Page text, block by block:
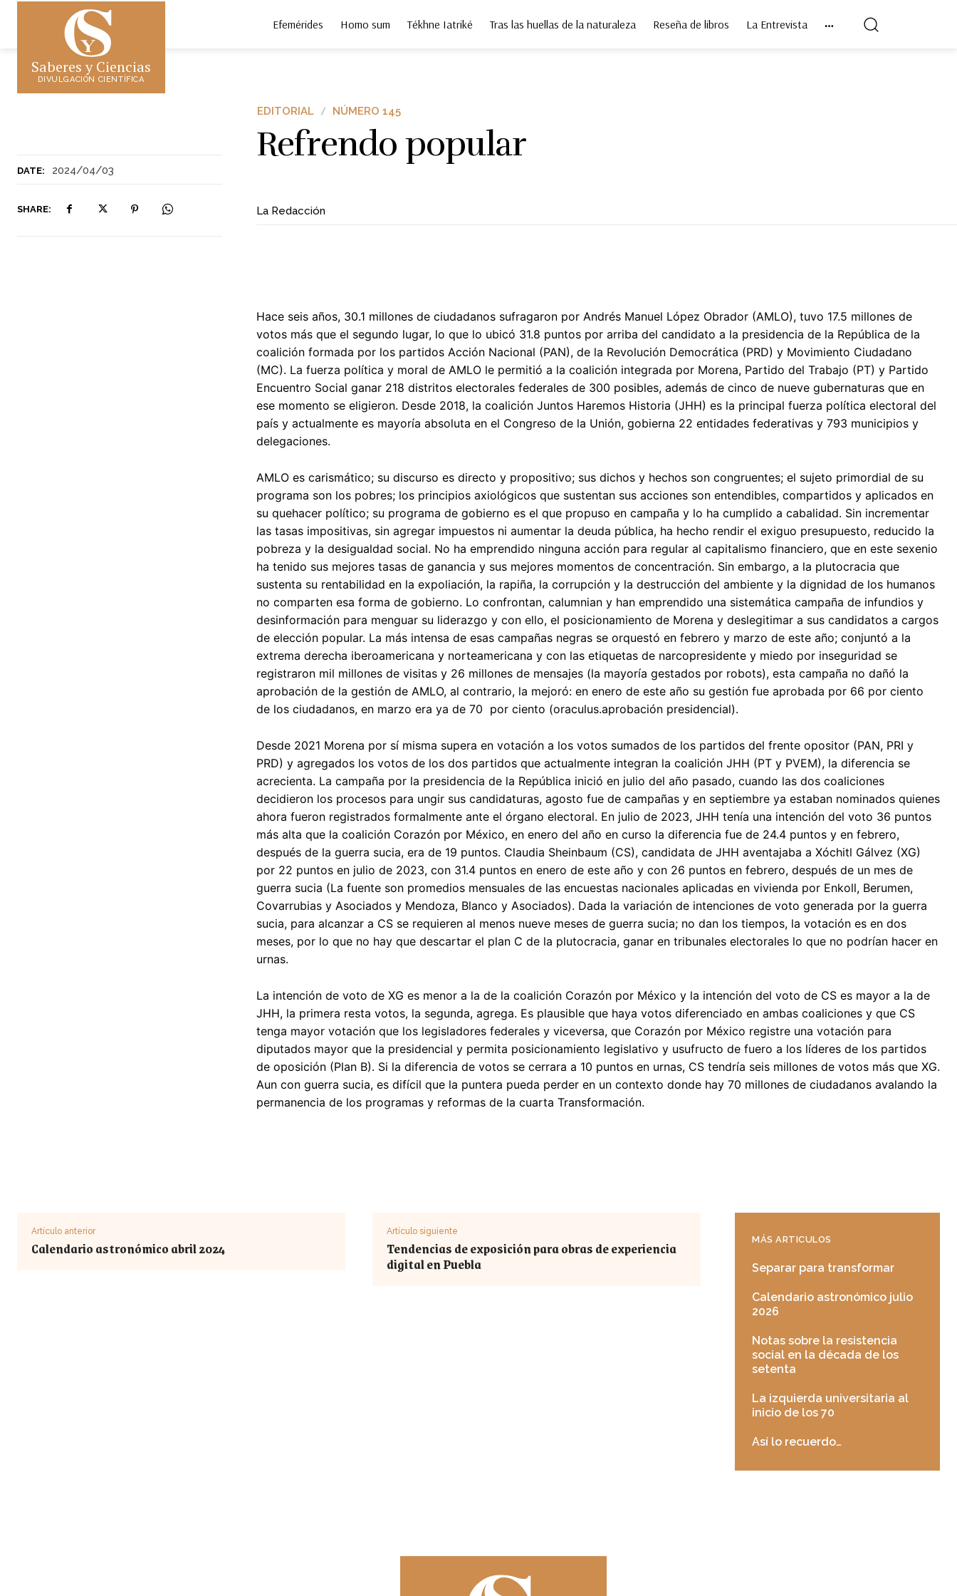
Saberes y Ciencias
DIVULGACIÓN CIENTÍFICA
Efemérides Homo sum Tékhne Iatriké Tras las huellas de la naturaleza Reseña de libros La Entrevista
DATE: 2024/04/03
SHARE:
EDITORIAL NÚMERO 145
Refrendo popular
La Redacción
Hace seis años, 30.1 millones de ciudadanos sufragaron por Andrés Manuel López Obrador (AMLO), tuvo 17.5 millones de
votos más que el segundo lugar, lo que lo ubicó 31.8 puntos por arriba del candidato a la presidencia de la República de la
coalición formada por los partidos Acción Nacional (PAN), de la Revolución Democrática (PRD) y Movimiento Ciudadano
(MC). La fuerza política y moral de AMLO le permitió a la coalición integrada por Morena, Partido del Trabajo (PT) y Partido
Encuentro Social ganar 218 distritos electorales federales de 300 posibles, además de cinco de nueve gubernaturas que en
ese momento se eligieron. Desde 2018, la coalición Juntos Haremos Historia (JHH) es la principal fuerza política electoral del
país y actualmente es mayoría absoluta en el Congreso de la Unión, gobierna 22 entidades federativas y 793 municipios y
delegaciones.
AMLO es carismático; su discurso es directo y propositivo; sus dichos y hechos son congruentes; el sujeto primordial de su
programa son los pobres; los principios axiológicos que sustentan sus acciones son entendibles, compartidos y aplicados en
su quehacer político; su programa de gobierno es el que propuso en campaña y lo ha cumplido a cabalidad. Sin incrementar
las tasas impositivas, sin agregar impuestos ni aumentar la deuda pública, ha hecho rendir el exiguo presupuesto, reducido la
pobreza y la desigualdad social. No ha emprendido ninguna acción para regular al capitalismo financiero, que en este sexenio
ha tenido sus mejores tasas de ganancia y sus mejores momentos de concentración. Sin embargo, a la plutocracia que
sustenta su rentabilidad en la expoliación, la rapiña, la corrupción y la destrucción del ambiente y la dignidad de los humanos
no comparten esa forma de gobierno. Lo confrontan, calumnian y han emprendido una sistemática campaña de infundios y
desinformación para menguar su liderazgo y con ello, el posicionamiento de Morena y deslegitimar a sus candidatos a cargos
de elección popular. La más intensa de esas campañas negras se orquestó en febrero y marzo de este año; conjuntó a la
extrema derecha iberoamericana y norteamericana y con las etiquetas de narcopresidente y miedo por inseguridad se
registraron mil millones de visitas y 26 millones de mensajes (la mayoría gestados por robots), esta campaña no dañó la
aprobación de la gestión de AMLO, al contrario, la mejoró: en enero de este año su gestión fue aprobada por 66 por ciento
de los ciudadanos, en marzo era ya de 70 por ciento (oraculus.aprobación presidencial).
Desde 2021 Morena por sí misma supera en votación a los votos sumados de los partidos del frente opositor (PAN, PRI y
PRD) y agregados los votos de los dos partidos que actualmente integran la coalición JHH (PT y PVEM), la diferencia se
acrecienta. La campaña por la presidencia de la República inició en julio del año pasado, cuando las dos coaliciones
decidieron los procesos para ungir sus candidaturas, agosto fue de campañas y en septiembre ya estaban nominados quienes
ahora fueron registrados formalmente ante el órgano electoral. En julio de 2023, JHH tenía una intención del voto 36 puntos
más alta que la coalición Corazón por México, en enero del año en curso la diferencia fue de 24.4 puntos y en febrero,
después de la guerra sucia, era de 19 puntos. Claudia Sheinbaum (CS), candidata de JHH aventajaba a Xóchitl Gálvez (XG)
por 22 puntos en julio de 2023, con 31.4 puntos en enero de este año y con 26 puntos en febrero, después de un mes de
guerra sucia (La fuente son promedios mensuales de las encuestas nacionales aplicadas en vivienda por Enkoll, Berumen,
Covarrubias y Asociados y Mendoza, Blanco y Asociados). Dada la variación de intenciones de voto generada por la guerra
sucia, para alcanzar a CS se requieren al menos nueve meses de guerra sucia; no dan los tiempos, la votación es en dos
meses, por lo que no hay que descartar el plan C de la plutocracia, ganar en tribunales electorales lo que no podrían hacer en
urnas.
La intención de voto de XG es menor a la de la coalición Corazón por México y la intención del voto de CS es mayor a la de
JHH, la primera resta votos, la segunda, agrega. Es plausible que haya votos diferenciado en ambas coaliciones y que CS
tenga mayor votación que los legisladores federales y viceversa, que Corazón por México registre una votación para
diputados mayor que la presidencial y permita posicionamiento legislativo y usufructo de fuero a los líderes de los partidos
de oposición (Plan B). Si la diferencia de votos se cerrara a 10 puntos en urnas, CS tendría seis millones de votos más que XG.
Aun con guerra sucia, es difícil que la puntera pueda perder en un contexto donde hay 70 millones de ciudadanos avalando la
permanencia de los programas y reformas de la cuarta Transformación.
Artículo anterior
Calendario astronómico abril 2024
Artículo siguiente
Tendencias de exposición para obras de experiencia
digital en Puebla
MÁS ARTICULOS
Separar para transformar
Calendario astronómico julio
2026
Notas sobre la resistencia
social en la década de los
setenta
La izquierda universitaria al
inicio de los 70
Así lo recuerdo…